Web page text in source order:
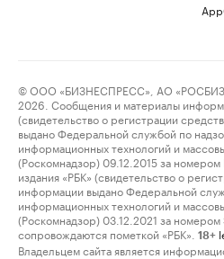
© ООО «БИЗНЕСПРЕСС», АО
2026. Сообщения и материалы
(свидетельство о регистрации
выдано Федеральной службой по
информационных технологий и
(Роскомнадзор) 09.12.2015 за
издания «РБК» (свидетельство о
информации выдано Федеральной
информационных технологий и
(Роскомнадзор) 03.12.2021 за
сопровождаются пометкой «РБК».
18+
Владельцем сайта является